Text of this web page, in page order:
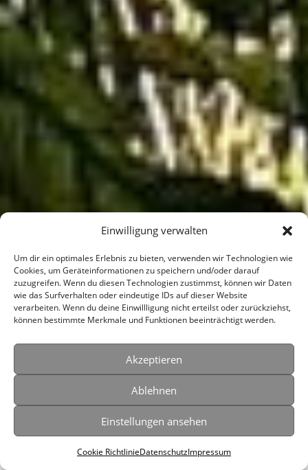
Einwilligung verwalten
Um dir ein optimales Erlebnis zu bieten, verwenden wir Technologien wie
Cookies, um Geräteinformationen zu speichern und/oder darauf
zuzugreifen. Wenn du diesen Technologien zustimmst, können wir Daten
wie das Surfverhalten oder eindeutige IDs auf dieser Website
verarbeiten. Wenn du deine Einwillligung nicht erteilst oder zurückziehst,
können bestimmte Merkmale und Funktionen beeinträchtigt werden.
Akzeptieren
Ablehnen
Einstellungen ansehen
Cookie RichtlinieDatenschutzImpressum